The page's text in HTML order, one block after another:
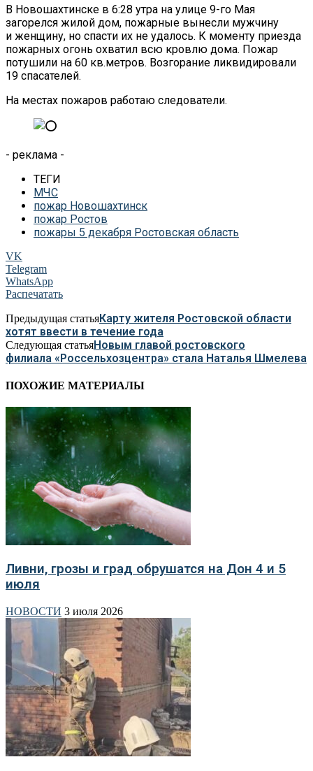
В Новошахтинске в 6:28 утра на улице 9-го Мая
загорелся жилой дом, пожарные вынесли мужчину
и женщину, но спасти их не удалось. К моменту приезда
пожарных огонь охватил всю кровлю дома. Пожар
потушили на 60 кв.метров. Возгорание ликвидировали
19 спасателей.
На местах пожаров работаю следователи.
- реклама -
ТЕГИ
МЧС
пожар Новошахтинск
пожар Ростов
пожары 5 декабря Ростовская область
VK
Telegram
WhatsApp
Распечатать
Предыдущая статьяКарту жителя Ростовской области
хотят ввести в течение года
Следующая статьяНовым главой ростовского
филиала «Россельхозцентра» стала Наталья Шмелева
ПОХОЖИЕ МАТЕРИАЛЫ
Ливни, грозы и град обрушатся на Дон 4 и 5
июля
НОВОСТИ 3 июля 2026